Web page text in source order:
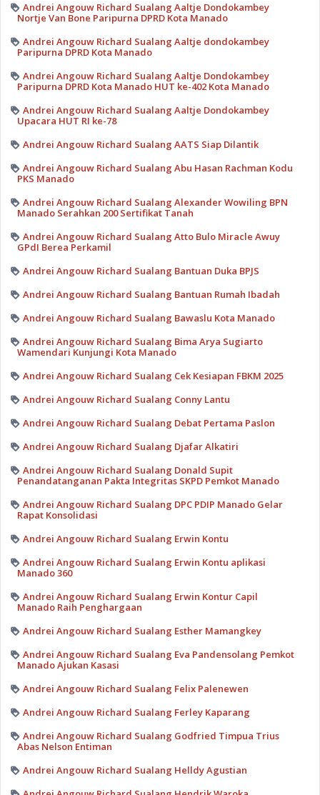
Andrei Angouw Richard Sualang Aaltje Dondokambey
Nortje Van Bone Paripurna DPRD Kota Manado
Andrei Angouw Richard Sualang Aaltje dondokambey
Paripurna DPRD Kota Manado
Andrei Angouw Richard Sualang Aaltje Dondokambey
Paripurna DPRD Kota Manado HUT ke-402 Kota Manado
Andrei Angouw Richard Sualang Aaltje Dondokambey
Upacara HUT RI ke-78
Andrei Angouw Richard Sualang AATS Siap Dilantik
Andrei Angouw Richard Sualang Abu Hasan Rachman Kodu
PKS Manado
Andrei Angouw Richard Sualang Alexander Wowiling BPN
Manado Serahkan 200 Sertifikat Tanah
Andrei Angouw Richard Sualang Atto Bulo Miracle Awuy
GPdI Berea Perkamil
Andrei Angouw Richard Sualang Bantuan Duka BPJS
Andrei Angouw Richard Sualang Bantuan Rumah Ibadah
Andrei Angouw Richard Sualang Bawaslu Kota Manado
Andrei Angouw Richard Sualang Bima Arya Sugiarto
Wamendari Kunjungi Kota Manado
Andrei Angouw Richard Sualang Cek Kesiapan FBKM 2025
Andrei Angouw Richard Sualang Conny Lantu
Andrei Angouw Richard Sualang Debat Pertama Paslon
Andrei Angouw Richard Sualang Djafar Alkatiri
Andrei Angouw Richard Sualang Donald Supit
Penandatanganan Pakta Integritas SKPD Pemkot Manado
Andrei Angouw Richard Sualang DPC PDIP Manado Gelar
Rapat Konsolidasi
Andrei Angouw Richard Sualang Erwin Kontu
Andrei Angouw Richard Sualang Erwin Kontu aplikasi
Manado 360
Andrei Angouw Richard Sualang Erwin Kontur Capil
Manado Raih Penghargaan
Andrei Angouw Richard Sualang Esther Mamangkey
Andrei Angouw Richard Sualang Eva Pandensolang Pemkot
Manado Ajukan Kasasi
Andrei Angouw Richard Sualang Felix Palenewen
Andrei Angouw Richard Sualang Ferley Kaparang
Andrei Angouw Richard Sualang Godfried Timpua Trius
Abas Nelson Entiman
Andrei Angouw Richard Sualang Helldy Agustian